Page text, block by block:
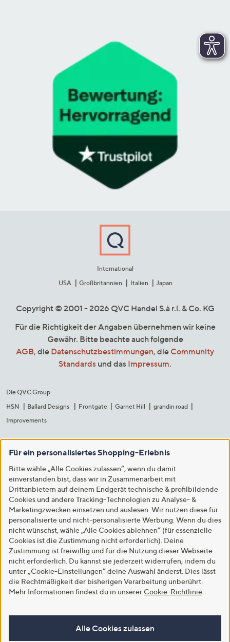
International
USA
Großbritannien Italien Japan
Copyright © 2001 - 2026 QVC Handel S.à r.l. & Co. KG
Für die Richtigkeit der Angaben übernehmen wir keine
Gewähr. Bitte beachte auch folgende
AGB, die Datenschutzbestimmungen, die Community
Standards und das Impressum.
Die QVC Group
HSN
Ballard Designs Frontgate Garnet Hill
grandin road
Improvements
Für ein personalisiertes Shopping-Erlebnis
Bitte wähle „Alle Cookies zulassen“, wenn du damit
einverstanden bist, dass wir in Zusammenarbeit mit
Drittanbietern auf deinem Endgerät technische & profilbildende
Cookies und andere Tracking-Technologien zu Analyse- &
Marketingzwecken einsetzen und auslesen. Wir nutzen diese für
personalisierte und nicht-personalisierte Werbung. Wenn du dies
nicht wünschst, wähle „Alle Cookies ablehnen“ (für essenzielle
Cookies ist die Zustimmung nicht erforderlich). Deine
Zustimmung ist freiwillig und für die Nutzung dieser Webseite
nicht erforderlich. Du kannst sie jederzeit widerrufen, indem du
unter „Cookie-Einstellungen“ deine Auswahl änderst. Dies lässt
die Rechtmäßigkeit der bisherigen Verarbeitung unberührt.
Mehr Informationen findest du in unserer Cookie-Richtlinie
Alle Cookies zulassen